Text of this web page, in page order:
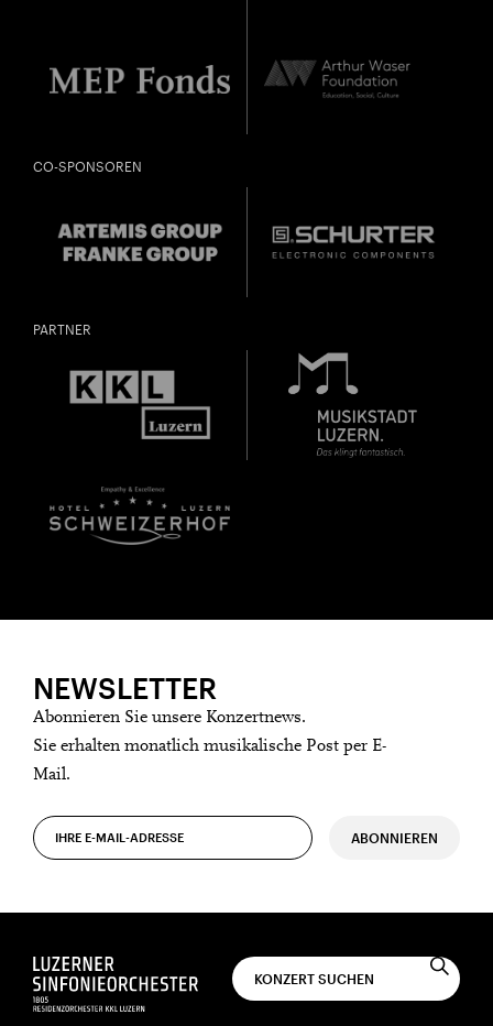
CO-SPONSOREN
PARTNER
NEWSLETTER
Abonnieren Sie unsere Konzertnews.
Sie erhalten monatlich musikalische Post per E-
Mail.
ABONNIEREN